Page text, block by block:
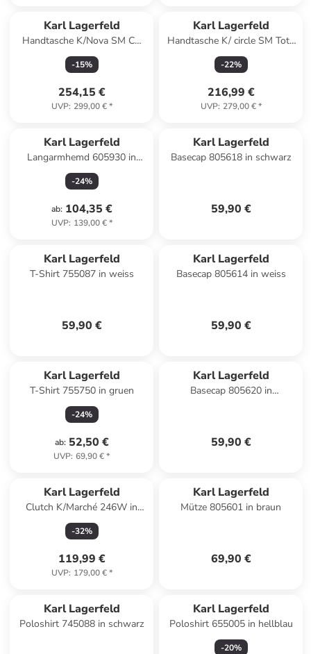
Karl Lagerfeld
Handtasche K/Nova SM CB
Herr in Natural Canvas Tan
-15%
254,15 €
UVP: 299,00 €*
Karl Lagerfeld
Handtasche K/ circle SM Tote
Shearling in Caramel
-22%
216,99 €
UVP: 279,00 €*
Karl Lagerfeld
Langarmhemd 605930 in
dunkelblau
-24%
ab: 104,35 €
UVP: 139,00 €*
Karl Lagerfeld
Basecap 805618 in schwarz
59,90 €
Karl Lagerfeld
T-Shirt 755087 in weiss
59,90 €
Karl Lagerfeld
Basecap 805614 in weiss
59,90 €
Karl Lagerfeld
T-Shirt 755750 in gruen
-24%
ab: 52,50 €
UVP: 69,90 €*
Karl Lagerfeld
Basecap 805620 in
59,90 €
Karl Lagerfeld
Clutch K/Marché 246W in
Black
-32%
119,99 €
UVP: 179,00 €*
Karl Lagerfeld
Mütze 805601 in braun
69,90 €
Karl Lagerfeld
Poloshirt 745088 in schwarz
Karl Lagerfeld
Poloshirt 655005 in hellblau
-20%